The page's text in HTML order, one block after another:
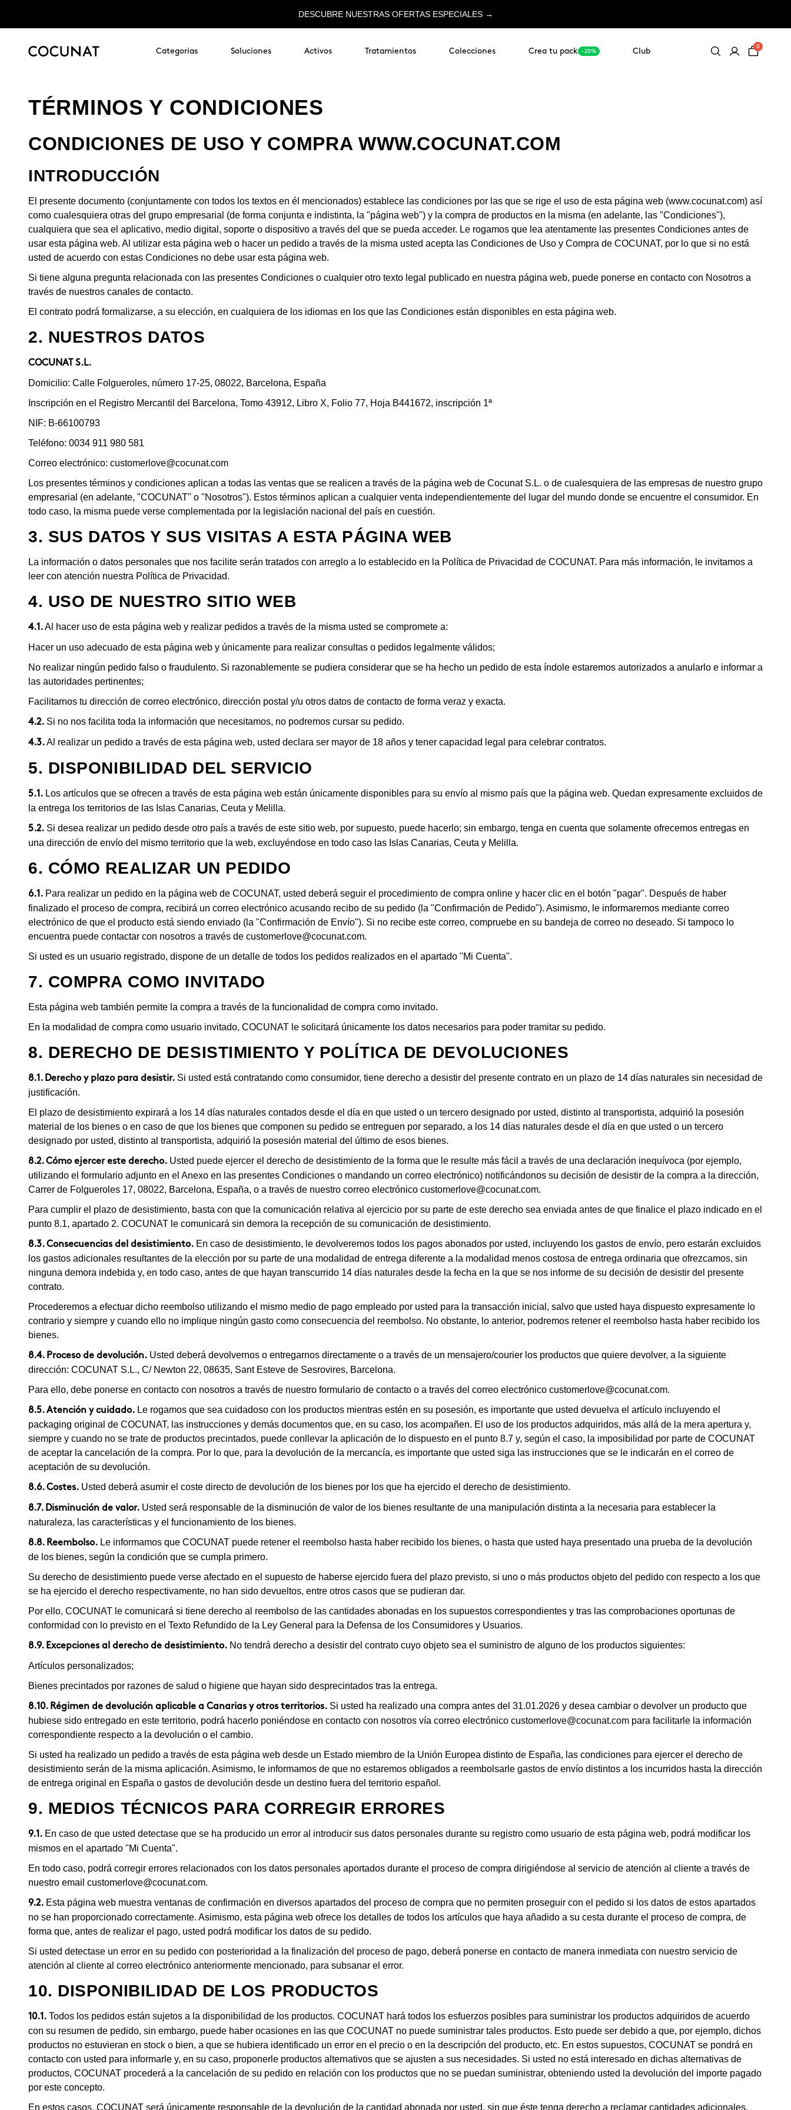
DESCUBRE NUESTRAS OFERTAS ESPECIALES →
Categorías Soluciones Activos Tratamientos Colecciones Crea tu pack -20% Club
0
TÉRMINOS Y CONDICIONES
CONDICIONES DE USO Y COMPRA WWW.COCUNAT.COM
INTRODUCCIÓN
El presente documento (conjuntamente con todos los textos en él mencionados) establece las condiciones por las que se rige el uso de esta página web (www.cocunat.com) así
como cualesquiera otras del grupo empresarial (de forma conjunta e indistinta, la "página web") y la compra de productos en la misma (en adelante, las "Condiciones"),
cualquiera que sea el aplicativo, medio digital, soporte o dispositivo a través del que se pueda acceder. Le rogamos que lea atentamente las presentes Condiciones antes de
usar esta página web. Al utilizar esta página web o hacer un pedido a través de la misma usted acepta las Condiciones de Uso y Compra de COCUNAT, por lo que si no está
usted de acuerdo con estas Condiciones no debe usar esta página web.
Si tiene alguna pregunta relacionada con las presentes Condiciones o cualquier otro texto legal publicado en nuestra página web, puede ponerse en contacto con Nosotros a
través de nuestros canales de contacto.
El contrato podrá formalizarse, a su elección, en cualquiera de los idiomas en los que las Condiciones están disponibles en esta página web.
2. NUESTROS DATOS
COCUNAT S.L.
Domicilio: Calle Folgueroles, número 17-25, 08022, Barcelona, España
Inscripción en el Registro Mercantil del Barcelona, Tomo 43912, Libro X, Folio 77, Hoja B441672, inscripción 1ª
NIF: B-66100793
Teléfono: 0034 911 980 581
Correo electrónico: customerlove@cocunat.com
Los presentes términos y condiciones aplican a todas las ventas que se realicen a través de la página web de Cocunat S.L. o de cualesquiera de las empresas de nuestro grupo
empresarial (en adelante, "COCUNAT" o "Nosotros"). Estos términos aplican a cualquier venta independientemente del lugar del mundo donde se encuentre el consumidor. En
todo caso, la misma puede verse complementada por la legislación nacional del país en cuestión.
3. SUS DATOS Y SUS VISITAS A ESTA PÁGINA WEB
La información o datos personales que nos facilite serán tratados con arreglo a lo establecido en la Política de Privacidad de COCUNAT. Para más información, le invitamos a
leer con atención nuestra Política de Privacidad.
4. USO DE NUESTRO SITIO WEB
4.1. Al hacer uso de esta página web y realizar pedidos a través de la misma usted se compromete a:
Hacer un uso adecuado de esta página web y únicamente para realizar consultas o pedidos legalmente válidos;
No realizar ningún pedido falso o fraudulento. Si razonablemente se pudiera considerar que se ha hecho un pedido de esta índole estaremos autorizados a anularlo e informar a
las autoridades pertinentes;
Facilitarnos tu dirección de correo electrónico, dirección postal y/u otros datos de contacto de forma veraz y exacta.
4.2. Si no nos facilita toda la información que necesitamos, no podremos cursar su pedido.
4.3. Al realizar un pedido a través de esta página web, usted declara ser mayor de 18 años y tener capacidad legal para celebrar contratos.
5. DISPONIBILIDAD DEL SERVICIO
5.1. Los artículos que se ofrecen a través de esta página web están únicamente disponibles para su envío al mismo país que la página web. Quedan expresamente excluidos de
la entrega los territorios de las Islas Canarias, Ceuta y Melilla.
5.2. Si desea realizar un pedido desde otro país a través de este sitio web, por supuesto, puede hacerlo; sin embargo, tenga en cuenta que solamente ofrecemos entregas en
una dirección de envío del mismo territorio que la web, excluyéndose en todo caso las Islas Canarias, Ceuta y Melilla.
6. CÓMO REALIZAR UN PEDIDO
6.1. Para realizar un pedido en la página web de COCUNAT, usted deberá seguir el procedimiento de compra online y hacer clic en el botón "pagar". Después de haber
finalizado el proceso de compra, recibirá un correo electrónico acusando recibo de su pedido (la "Confirmación de Pedido"). Asimismo, le informaremos mediante correo
electrónico de que el producto está siendo enviado (la "Confirmación de Envío"). Si no recibe este correo, compruebe en su bandeja de correo no deseado. Si tampoco lo
encuentra puede contactar con nosotros a través de customerlove@cocunat.com.
Si usted es un usuario registrado, dispone de un detalle de todos los pedidos realizados en el apartado "Mi Cuenta".
7. COMPRA COMO INVITADO
Esta página web también permite la compra a través de la funcionalidad de compra como invitado.
En la modalidad de compra como usuario invitado, COCUNAT le solicitará únicamente los datos necesarios para poder tramitar su pedido.
8. DERECHO DE DESISTIMIENTO Y POLÍTICA DE DEVOLUCIONES
8.1. Derecho y plazo para desistir. Si usted está contratando como consumidor, tiene derecho a desistir del presente contrato en un plazo de 14 días naturales sin necesidad de
justificación.
El plazo de desistimiento expirará a los 14 días naturales contados desde el día en que usted o un tercero designado por usted, distinto al transportista, adquirió la posesión
material de los bienes o en caso de que los bienes que componen su pedido se entreguen por separado, a los 14 días naturales desde el día en que usted o un tercero
designado por usted, distinto al transportista, adquirió la posesión material del último de esos bienes.
8.2. Cómo ejercer este derecho. Usted puede ejercer el derecho de desistimiento de la forma que le resulte más fácil a través de una declaración inequívoca (por ejemplo,
utilizando el formulario adjunto en el Anexo en las presentes Condiciones o mandando un correo electrónico) notificándonos su decisión de desistir de la compra a la dirección,
Carrer de Folgueroles 17, 08022, Barcelona, España, o a través de nuestro correo electrónico customerlove@cocunat.com.
Para cumplir el plazo de desistimiento, basta con que la comunicación relativa al ejercicio por su parte de este derecho sea enviada antes de que finalice el plazo indicado en el
punto 8.1, apartado 2. COCUNAT le comunicará sin demora la recepción de su comunicación de desistimiento.
8.3. Consecuencias del desistimiento. En caso de desistimiento, le devolveremos todos los pagos abonados por usted, incluyendo los gastos de envío, pero estarán excluidos
los gastos adicionales resultantes de la elección por su parte de una modalidad de entrega diferente a la modalidad menos costosa de entrega ordinaria que ofrezcamos, sin
ninguna demora indebida y, en todo caso, antes de que hayan transcurrido 14 días naturales desde la fecha en la que se nos informe de su decisión de desistir del presente
contrato.
Procederemos a efectuar dicho reembolso utilizando el mismo medio de pago empleado por usted para la transacción inicial, salvo que usted haya dispuesto expresamente lo
contrario y siempre y cuando ello no implique ningún gasto como consecuencia del reembolso. No obstante, lo anterior, podremos retener el reembolso hasta haber recibido los
bienes.
8.4. Proceso de devolución. Usted deberá devolvernos o entregarnos directamente o a través de un mensajero/courier los productos que quiere devolver, a la siguiente
dirección: COCUNAT S.L., C/ Newton 22, 08635, Sant Esteve de Sesrovires, Barcelona.
Para ello, debe ponerse en contacto con nosotros a través de nuestro formulario de contacto o a través del correo electrónico customerlove@cocunat.com.
8.5. Atención y cuidado. Le rogamos que sea cuidadoso con los productos mientras estén en su posesión, es importante que usted devuelva el artículo incluyendo el
packaging original de COCUNAT, las instrucciones y demás documentos que, en su caso, los acompañen. El uso de los productos adquiridos, más allá de la mera apertura y,
siempre y cuando no se trate de productos precintados, puede conllevar la aplicación de lo dispuesto en el punto 8.7 y, según el caso, la imposibilidad por parte de COCUNAT
de aceptar la cancelación de la compra. Por lo que, para la devolución de la mercancía, es importante que usted siga las instrucciones que se le indicarán en el correo de
aceptación de su devolución.
8.6. Costes. Usted deberá asumir el coste directo de devolución de los bienes por los que ha ejercido el derecho de desistimiento.
8.7. Disminución de valor. Usted será responsable de la disminución de valor de los bienes resultante de una manipulación distinta a la necesaria para establecer la
naturaleza, las características y el funcionamiento de los bienes.
8.8. Reembolso. Le informamos que COCUNAT puede retener el reembolso hasta haber recibido los bienes, o hasta que usted haya presentado una prueba de la devolución
de los bienes, según la condición que se cumpla primero.
Su derecho de desistimiento puede verse afectado en el supuesto de haberse ejercido fuera del plazo previsto, si uno o más productos objeto del pedido con respecto a los que
se ha ejercido el derecho respectivamente, no han sido devueltos, entre otros casos que se pudieran dar.
Por ello, COCUNAT le comunicará si tiene derecho al reembolso de las cantidades abonadas en los supuestos correspondientes y tras las comprobaciones oportunas de
conformidad con lo previsto en el Texto Refundido de la Ley General para la Defensa de los Consumidores y Usuarios.
8.9. Excepciones al derecho de desistimiento. No tendrá derecho a desistir del contrato cuyo objeto sea el suministro de alguno de los productos siguientes:
Artículos personalizados;
Bienes precintados por razones de salud o higiene que hayan sido desprecintados tras la entrega.
8.10. Régimen de devolución aplicable a Canarias y otros territorios. Si usted ha realizado una compra antes del 31.01.2026 y desea cambiar o devolver un producto que
hubiese sido entregado en este territorio, podrá hacerlo poniéndose en contacto con nosotros vía correo electrónico customerlove@cocunat.com para facilitarle la información
correspondiente respecto a la devolución o el cambio.
Si usted ha realizado un pedido a través de esta página web desde un Estado miembro de la Unión Europea distinto de España, las condiciones para ejercer el derecho de
desistimiento serán de la misma aplicación. Asimismo, le informamos de que no estaremos obligados a reembolsarle gastos de envío distintos a los incurridos hasta la dirección
de entrega original en España o gastos de devolución desde un destino fuera del territorio español.
9. MEDIOS TÉCNICOS PARA CORREGIR ERRORES
9.1. En caso de que usted detectase que se ha producido un error al introducir sus datos personales durante su registro como usuario de esta página web, podrá modificar los
mismos en el apartado "Mi Cuenta".
En todo caso, podrá corregir errores relacionados con los datos personales aportados durante el proceso de compra dirigiéndose al servicio de atención al cliente a través de
nuestro email customerlove@cocunat.com.
9.2. Esta página web muestra ventanas de confirmación en diversos apartados del proceso de compra que no permiten proseguir con el pedido si los datos de estos apartados
no se han proporcionado correctamente. Asimismo, esta página web ofrece los detalles de todos los artículos que haya añadido a su cesta durante el proceso de compra, de
forma que, antes de realizar el pago, usted podrá modificar los datos de su pedido.
Si usted detectase un error en su pedido con posterioridad a la finalización del proceso de pago, deberá ponerse en contacto de manera inmediata con nuestro servicio de
atención al cliente al correo electrónico anteriormente mencionado, para subsanar el error.
10. DISPONIBILIDAD DE LOS PRODUCTOS
10.1. Todos los pedidos están sujetos a la disponibilidad de los productos. COCUNAT hará todos los esfuerzos posibles para suministrar los productos adquiridos de acuerdo
con su resumen de pedido, sin embargo, puede haber ocasiones en las que COCUNAT no puede suministrar tales productos. Esto puede ser debido a que, por ejemplo, dichos
productos no estuvieran en stock o bien, a que se hubiera identificado un error en el precio o en la descripción del producto, etc. En estos supuestos, COCUNAT se pondrá en
contacto con usted para informarle y, en su caso, proponerle productos alternativos que se ajusten a sus necesidades. Si usted no está interesado en dichas alternativas de
productos, COCUNAT procederá a la cancelación de su pedido en relación con los productos que no se puedan suministrar, obteniendo usted la devolución del importe pagado
por este concepto.
En estos casos, COCUNAT será únicamente responsable de la devolución de la cantidad abonada por usted, sin que éste tenga derecho a reclamar cantidades adicionales.